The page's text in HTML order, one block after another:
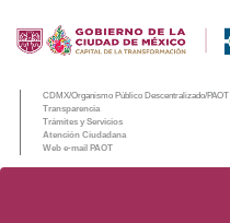
CDMX/Organismo Público Descentralizado/PAOT
Transparencia
Trámites y Servicios
Atención Ciudadana
Web e-mail PAOT